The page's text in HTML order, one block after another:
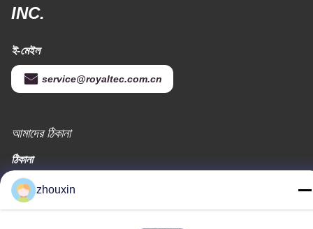
INC.
ই-মেইল
service@royaltec.com.cn
আমাদের ঠিকানা
ঠিকানা
819 # সঙওয়ে রোড (এন) সাংগাইং ইন্ডাস্ট্রিয়াল জোন, শং হাই, চীন 201613
টেলিফোন
zhouxin